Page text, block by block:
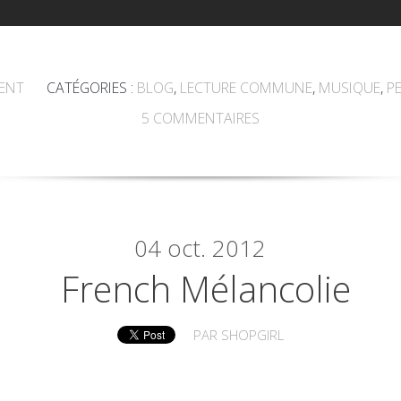
CATÉGORIES : BLOG, LECTURE COMMUNE, MUSIQUE,
5 COMMENTAIRES
04 oct. 2012
French Mélancolie
PAR SHOPGIRL